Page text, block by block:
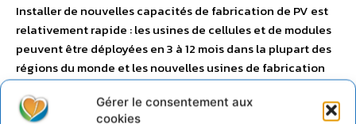
Gérer le consentement aux
cookies
Installer de nouvelles capacités de fabrication de PV est
relativement rapide : les usines de cellules et de modules
peuvent être déployées en 3 à 12 mois dans la plupart des
régions du monde et les nouvelles usines de fabrication
de polysilicium ont des délais allant de 12 à 40 mois.
Malgré une électricité encore souvent fortement